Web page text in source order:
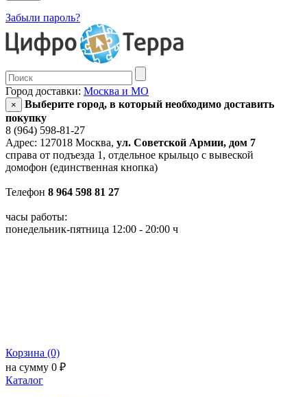
Забыли пароль?
Город доставки: Москва и МО
×
Выберите город, в который необходимо доставить
покупку
8 (964) 598-81-27
Адрес: 127018 Москва, ул. Советской Армии, дом 7
справа от подъезда 1, отдельное крыльцо с вывеской
домофон (единственная кнопка)
Телефон 8 964 598 81 27
часы работы:
понедельник-пятница 12:00 - 20:00 ч
Корзина (0)
на сумму 0 ₽
Каталог